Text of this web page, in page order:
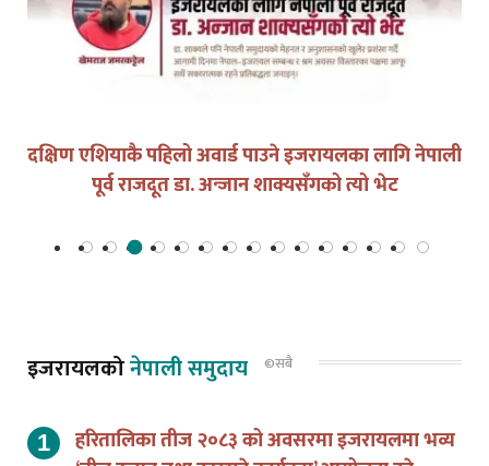
युद्धको घडीमा मौनता पनि जिम्मेवारी हो
‘तीज उत्सव तथा दरखाने कार्यक्रम’ आयोजना हुने